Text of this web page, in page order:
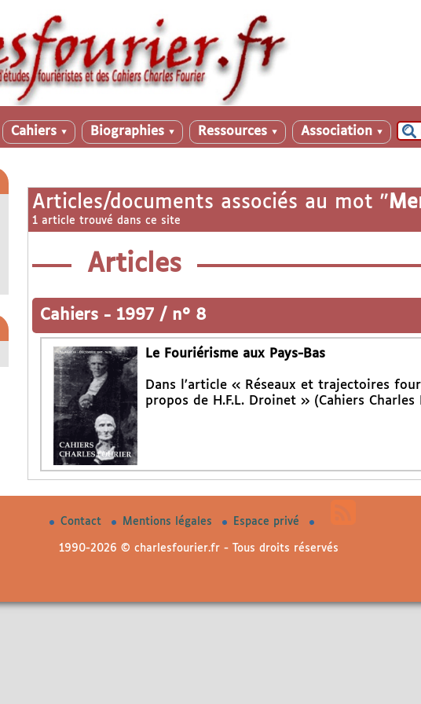
Cahiers ▼ Biographies ▼ Ressources ▼ Association ▼
Articles/documents associés au mot "
1 article trouvé dans ce site
Articles
Cahiers - 1997 / n° 8
Le Fouriérisme aux Pays-Bas
Dans l’article « Réseaux et trajectoires
propos de H.F.L. Droinet » (Cahiers
Contact Mentions légales Espace privé
1990-2026 © charlesfourier.fr - Tous droits réservés